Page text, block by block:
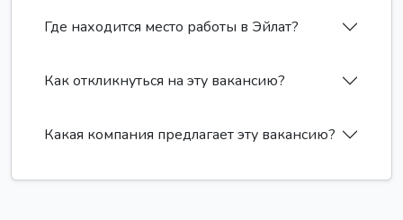
Где находится место работы в Эйлат?
Как откликнуться на эту вакансию?
Какая компания предлагает эту вакансию?